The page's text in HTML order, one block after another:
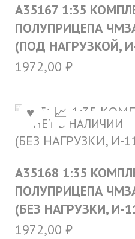
A35167 1:35
ПОЛУПРИЦЕПА
(ПОД НАГРУЗКОЙ,
1972,00 ₽
НЕТ В НАЛИЧИИ
A35168 1:35
ПОЛУПРИЦЕПА
(БЕЗ НАГРУЗКИ, И-
1972,00 ₽